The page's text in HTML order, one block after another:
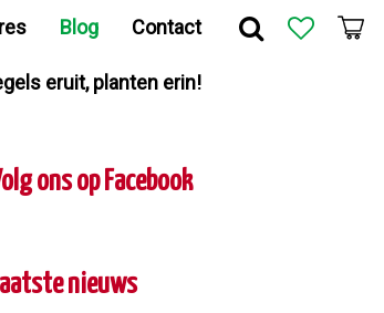
Blog Contact
eruit, planten erin!
ons op Facebook
nieuws